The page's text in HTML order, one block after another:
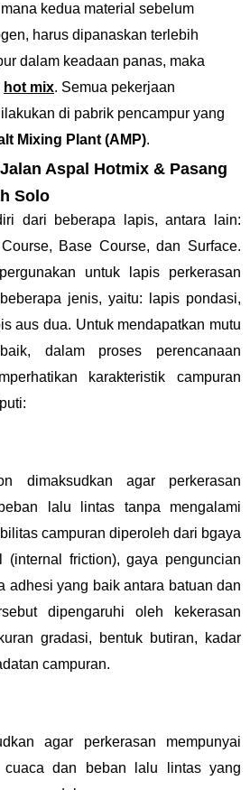
kedua material sebelum
harus dipanaskan terlebih
dalam keadaan panas, maka
hot mix. Semua pekerjaan
di pabrik pencampur yang
Mixing Plant (AMP).
Aspal Hotmix & Pasang
Solo
dari beberapa lapis, antara lain:
Base Course, dan Surface.
untuk lapis perkerasan
jenis, yaitu: lapis pondasi,
aus dua. Untuk mendapatkan mutu
dalam proses perencanaan
karakteristik campuran
dimaksudkan agar perkerasan
lalu lintas tanpa mengalami
campuran diperoleh dari bgaya
(internal friction), gaya penguncian
adhesi yang baik antara batuan dan
dipengaruhi oleh kekerasan
gradasi, bentuk butiran, kadar
campuran.
agar perkerasan mempunyai
cuaca dan beban lalu lintas yang